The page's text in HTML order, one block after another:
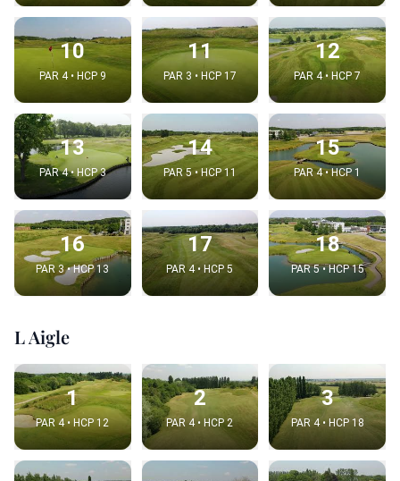
10
PAR 4 • HCP 9
11
PAR 3 • HCP 17
12
PAR 4 • HCP 7
13
PAR 4 • HCP 3
14
PAR 5 • HCP 11
15
PAR 4 • HCP 1
16
PAR 3 • HCP 13
17
PAR 4 • HCP 5
18
PAR 5 • HCP 15
L Aigle
1
PAR 4 • HCP 12
2
PAR 4 • HCP 2
3
PAR 4 • HCP 18